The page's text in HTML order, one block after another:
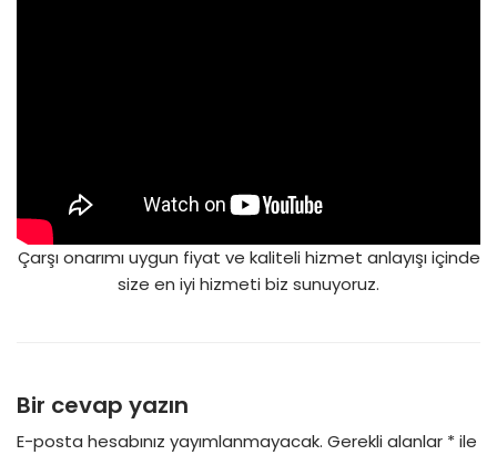
Çarşı onarımı uygun fiyat ve kaliteli hizmet anlayışı içinde
size en iyi hizmeti biz sunuyoruz.
Bir cevap yazın
E-posta hesabınız yayımlanmayacak. Gerekli alanlar *ile